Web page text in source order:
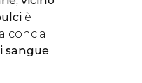
è
concia
sangue.